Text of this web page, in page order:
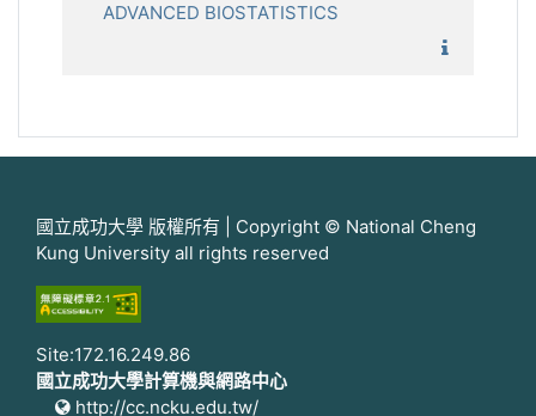
ADVANCED BIOSTATISTICS
國立成功大學 版權所有 | Copyright © National Cheng
Kung University all rights reserved
Site:172.16.249.86
國立成功大學計算機與網路中心
http://cc.ncku.edu.tw/